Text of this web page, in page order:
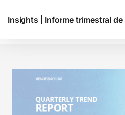
Insights Informe trimestral